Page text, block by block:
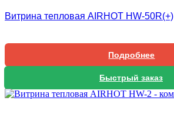
Витрина тепловая AIRHOT HW-50R(+)
Подробнее
Быстрый заказ